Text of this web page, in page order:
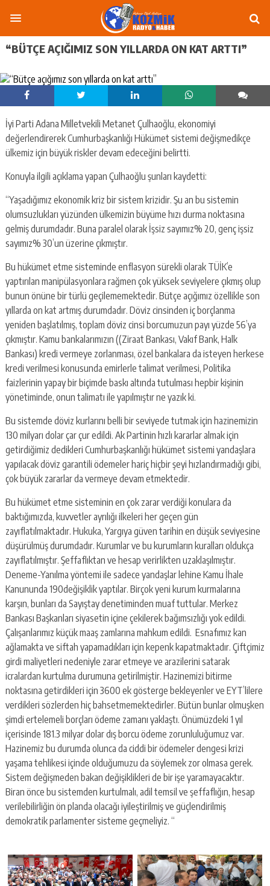
“BÜTÇE AÇIĞIMIZ SON YILLARDA ON KAT ARTTI”
İyi Parti Adana Milletvekili Metanet Çulhaoğlu, ekonomiyi
değerlendirerek Cumhurbaşkanlığı Hükümet sistemi değişmedikçe
ülkemiz için büyük riskler devam edeceğini belirtti.
Konuyla ilgili açıklama yapan Çulhaoğlu şunları kaydetti:
“Yaşadığımız ekonomik kriz bir sistem krizidir. Şu an bu sistemin
olumsuzlukları yüzünden ülkemizin büyüme hızı durma noktasına
gelmiş durumdadır. Buna paralel olarak İşsiz sayımız% 20, genç işsiz
sayımız% 30’un üzerine çıkmıştır.
Bu hükümet etme sisteminde enflasyon sürekli olarak TÜİK’e
yaptırılan manipülasyonlara rağmen çok yüksek seviyelere çıkmış olup
bunun önüne bir türlü geçilememektedir. Bütçe açığımız özellikle son
yıllarda on kat artmış durumdadır. Döviz cinsinden iç borçlanma
yeniden başlatılmış, toplam döviz cinsi borcumuzun payı yüzde 56’ya
çıkmıştır. Kamu bankalarımızın ((Ziraat Bankası, Vakıf Bank, Halk
Bankası) kredi vermeye zorlanması, özel bankalara da isteyen herkese
kredi verilmesi konusunda emirlerle talimat verilmesi, Politika
faizlerinin yapay bir biçimde baskı altında tutulması hepbir kişinin
yönetiminde, onun talimatı ile yapılmıştır ne yazık ki.
Bu sistemde döviz kurlarını belli bir seviyede tutmak için hazinemizin
130 milyarı dolar çar çur edildi. Ak Partinin hızlı kararlar almak için
getirdiğimiz dedikleri Cumhurbaşkanlığı hükümet sistemi yandaşlara
yapılacak döviz garantili ödemeler hariç hiçbir şeyi hızlandırmadığı gibi,
çok büyük zararlar da vermeye devam etmektedir.
Bu hükümet etme sisteminin en çok zarar verdiği konulara da
baktığımızda, kuvvetler ayrılığı ilkeleri her geçen gün
zayıflatılmaktadır. Hukuka, Yargıya güven tarihin en düşük seviyesine
düşürülmüş durumdadır. Kurumlar ve bu kurumların kuralları oldukça
zayıflatılmıştır. Şeffaflıktan ve hesap verirlikten uzaklaşılmıştır.
Deneme-Yanılma yöntemi ile sadece yandaşlar lehine Kamu İhale
Kanununda 190değişiklik yaptılar. Birçok yeni kurum kurmalarına
karşın, bunları da Sayıştay denetiminden muaf tuttular. Merkez
Bankası Başkanları siyasetin içine çekilerek bağımsızlığı yok edildi.
Çalışanlarımız küçük maaş zamlarına mahkum edildi. Esnafımız kan
ağlamakta ve siftah yapamadıkları için kepenk kapatmaktadır. Çiftçimiz
girdi maliyetleri nedeniyle zarar etmeye ve arazilerini satarak
icralardan kurtulma durumuna getirilmiştir. Hazinemizi bitirme
noktasına getirdikleri için 3600 ek gösterge bekleyenler ve EYT’lilere
verdikleri sözlerden hiç bahsetmemektedirler. Bütün bunlar olmuşken
şimdi ertelemeli borçları ödeme zamanı yaklaştı. Önümüzdeki 1 yıl
içerisinde 181.3 milyar dolar dış borcu ödeme zorunluluğumuz var.
Hazinemiz bu durumda olunca da ciddi bir ödemeler dengesi krizi
yaşama tehlikesi içinde olduğumuzu da söylemek zor olmasa gerek.
Sistem değişmeden bakan değişiklikleri de bir işe yaramayacaktır.
Biran önce bu sistemden kurtulmalı, adil temsil ve şeffaflığın, hesap
verilebilirliğin ön planda olacağı iyileştirilmiş ve güçlendirilmiş
demokratik parlamenter sisteme geçmeliyiz. “